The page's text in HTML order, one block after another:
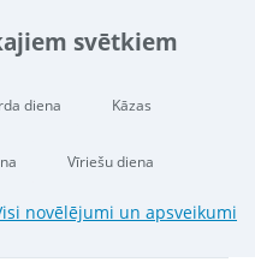
svētkiem
diena Kāzas
Vīriešu diena
novēlējumi un apsveikumi